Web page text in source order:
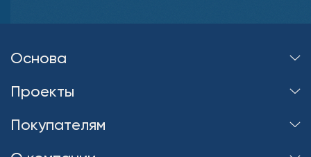
Основа
Проекты
Покупателям